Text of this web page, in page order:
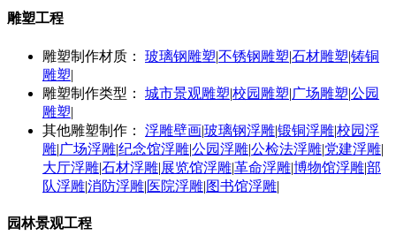
雕塑工程
雕塑制作材质： 玻璃钢雕塑|不锈钢雕塑|石材雕塑|铸铜
雕塑|
雕塑制作类型：
城市景观雕塑|校园雕塑|广场雕塑|公园
雕塑|
其他雕塑制作：
浮雕壁画|玻璃钢浮雕|锻铜浮雕|校园浮
雕|广场浮雕|纪念馆浮雕|公园浮雕|公检法浮雕|党建浮雕|
大厅浮雕|石材浮雕|展览馆浮雕|革命浮雕|博物馆浮雕|部
队浮雕|消防浮雕|医院浮雕|图书馆浮雕|
园林景观工程